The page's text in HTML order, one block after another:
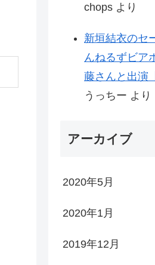
chops より
新垣結衣のセ
んねるずビア
藤さんと出演
うっちー より
アーカイブ
2020年5月
2020年1月
2019年12月